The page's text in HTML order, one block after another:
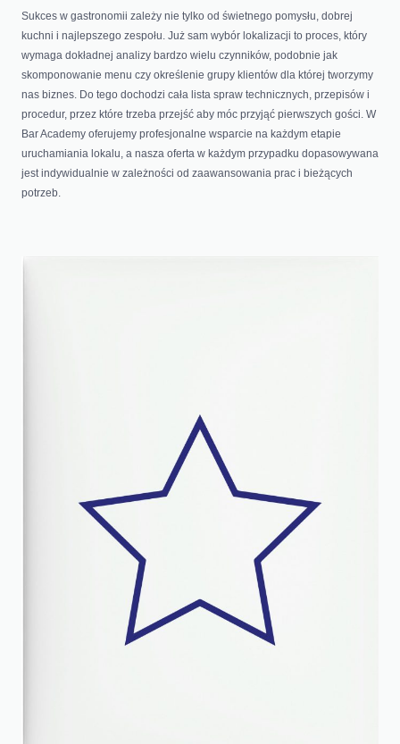
Sukces w gastronomii zależy nie tylko od świetnego pomysłu, dobrej
kuchni i najlepszego zespołu. Już sam wybór lokalizacji to proces, który
wymaga dokładnej analizy bardzo wielu czynników, podobnie jak
skomponowanie menu czy określenie grupy klientów dla której tworzymy
nas biznes. Do tego dochodzi cała lista spraw technicznych, przepisów i
procedur, przez które trzeba przejść aby móc przyjąć pierwszych gości. W
Bar Academy oferujemy profesjonalne wsparcie na każdym etapie
uruchamiania lokalu, a nasza oferta w każdym przypadku dopasowywana
jest indywidualnie w zależności od zaawansowania prac i bieżących
potrzeb.